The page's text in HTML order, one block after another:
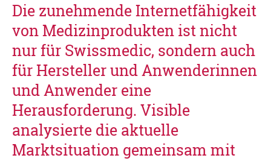
Die zunehmende Internetfähigkeit
von Medizinprodukten ist nicht
nur für Swissmedic, sondern auch
für Hersteller und Anwenderinnen
und Anwender eine
Herausforderung. Visible
analysierte die aktuelle
Marktsituation gemeinsam mit